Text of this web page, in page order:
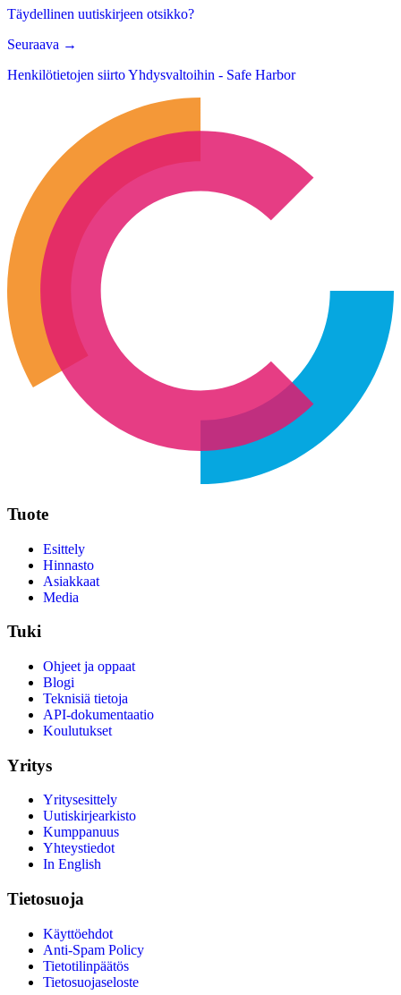
Täydellinen uutiskirjeen otsikko?
Seuraava →
Henkilötietojen siirto Yhdysvaltoihin - Safe Harbor
Tuote
Esittely
Hinnasto
Asiakkaat
Media
Tuki
Ohjeet ja oppaat
Blogi
Teknisiä tietoja
API-dokumentaatio
Koulutukset
Yritys
Yritysesittely
Uutiskirjearkisto
Kumppanuus
Yhteystiedot
In English
Tietosuoja
Käyttöehdot
Anti-Spam Policy
Tietotilinpäätös
Tietosuojaseloste